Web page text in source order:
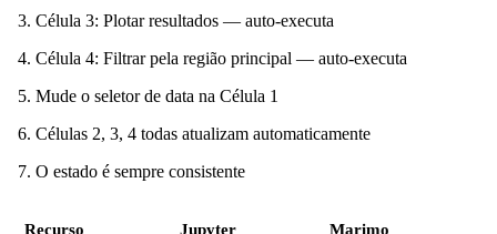
Célula 3: Plotar resultados — auto-executa
Célula 4: Filtrar pela região principal — auto-executa
Mude o seletor de data na Célula 1
Células 2, 3, 4 todas atualizam automaticamente
O estado é sempre consistente
Recurso Jupyter Marimo